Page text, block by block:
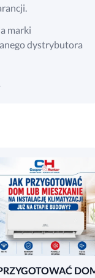
marki
dystrybutora